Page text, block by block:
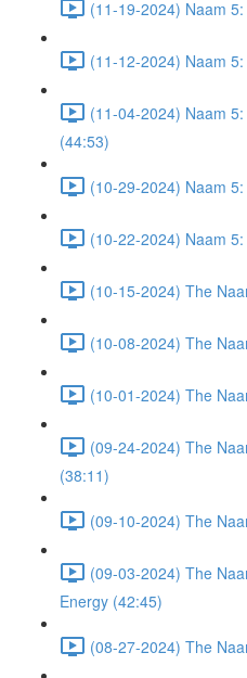
(11-19-2024) Naam
(11-12-2024) Naam
(11-04-2024) Naam
(44:53)
(10-29-2024) Naam
(10-22-2024) Naam
(10-15-2024) The
(10-08-2024) The
(10-01-2024) The
(09-24-2024) The
(38:11)
(09-10-2024) The
(09-03-2024) The
Energy (42:45)
(08-27-2024) The